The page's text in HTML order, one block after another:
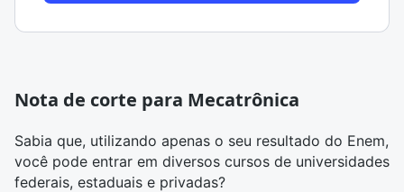
Nota de corte para Mecatrônica
Sabia que, utilizando apenas o seu resultado do Enem,
você pode entrar em diversos cursos de universidades
federais, estaduais e privadas?